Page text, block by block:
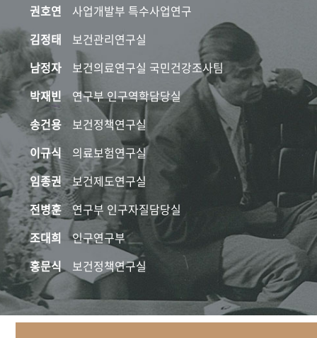
권호연
사업개발부 특수사업연구
김정태
보건관리연구실
남정자
보건의료연구실 국민건강조사팀
박재빈
연구부 인구역학담당실
송건용
보건정책연구실
이규식
의료보험연구실
임종권
보건제도연구실
전병훈
연구부 인구자질담당실
조대희
인구연구부
홍문식
보건정책연구실